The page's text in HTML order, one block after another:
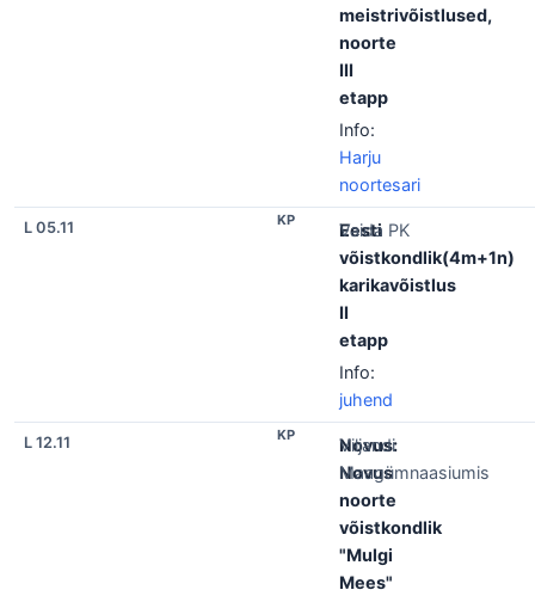
meistrivõistlused,
noorte
III
etapp
Info:
Harju
noortesari
L 05.11 KP
Eesti
võistkondlik(4m+1n)
karikavõistlus
II
etapp
Info:
juhend
Vaida PK
L 12.11 KP
Novus:
Novus
noorte
võistkondlik
"Mulgi
Mees"
Viljandi
Maagümnaasiumis